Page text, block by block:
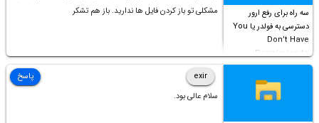
سه راه برای رفع ارور
دسترسی به فولدر یا You
Don’t Have
Permission to
Access this folder
مشکلی تو باز کردن فایل ها ندارید. باز هم تشکر
exir
سلام عالی بود.
پاسخ